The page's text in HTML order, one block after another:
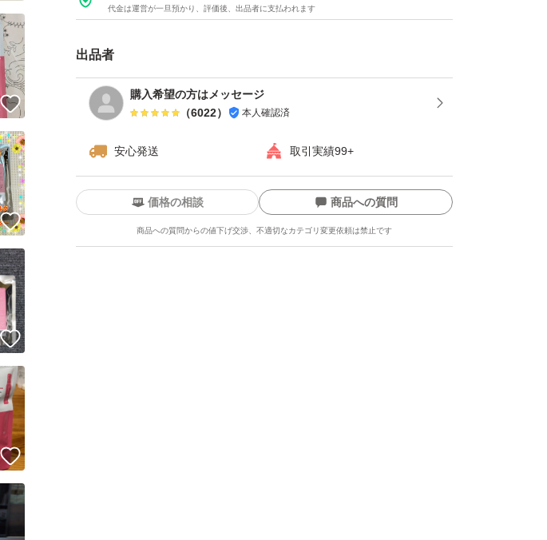
代金は運営が一旦預かり、評価後、出品者に支払われます
出品者
購入希望の方はメッセージ
（6022） 本人確認済
安心発送 取引実績99+
績について
ーザーにバッジを付与しています
価格の相談 商品への質問
商品への質問からの値下げ交渉、不適切なカテゴリ変更依頼は禁止です
をコピーします
いいね！
いいね！
いいね！